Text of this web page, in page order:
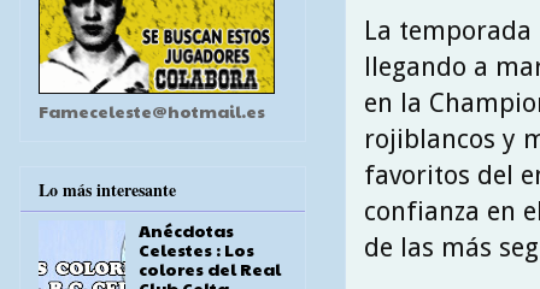
La temporada
llegando a
en la
rojiblancos y
favoritos del
confianza en
de las más
Fameceleste@hotmail.es
Lo más interesante
Anécdotas
Celestes : Los
colores del Real